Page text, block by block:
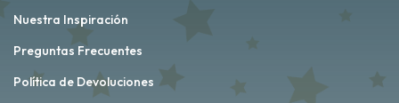
Nuestra Inspiración
Preguntas Frecuentes
Política de Devoluciones